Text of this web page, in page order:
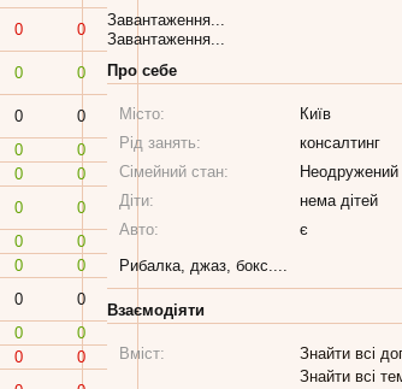
0 0
0 0
0
0
0
0
0
0
0
0
0
0
0
0
0
0
0
0
0
0
Завантаження...
Завантаження...
Про себе
Місто:
Київ
Рід занять:
консалтинг
Сімейний стан:
Неодружений
Діти:
нема дітей
Авто:
є
Рибалка, джаз, бокс....
Взаємодіяти
Вміст:
Знайти всі
Знайти всі